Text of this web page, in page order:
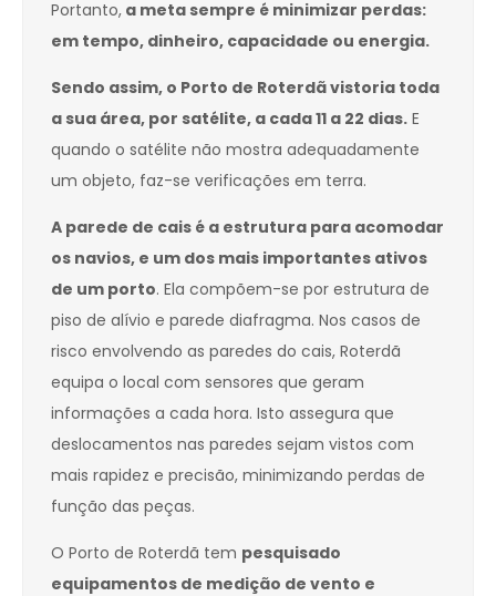
Portanto, a meta sempre é minimizar perdas:
em tempo, dinheiro, capacidade ou energia.
Sendo assim, o Porto de Roterdã vistoria toda
a sua área, por satélite, a cada 11 a 22 dias. E
quando o satélite não mostra adequadamente
um objeto, faz-se verificações em terra.
A parede de cais é a estrutura para acomodar
os navios, e um dos mais importantes ativos
de um porto. Ela compõem-se por estrutura de
piso de alívio e parede diafragma. Nos casos de
risco envolvendo as paredes do cais, Roterdã
equipa o local com sensores que geram
informações a cada hora. Isto assegura que
deslocamentos nas paredes sejam vistos com
mais rapidez e precisão, minimizando perdas de
função das peças.
O Porto de Roterdã tem pesquisado
equipamentos de medição de vento e